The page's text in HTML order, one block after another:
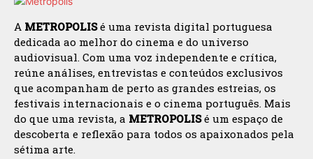
A METROPOLISé uma revista digital portuguesa
dedicada ao melhor do cinema e do universo
audiovisual. Com uma voz independente e crítica,
reúne análises, entrevistas e conteúdos exclusivos
que acompanham de perto as grandes estreias, os
festivais internacionais e o cinema português. Mais
do que uma revista, a METROPOLISé um espaço de
descoberta e reflexão para todos os apaixonados pela
sétima arte.